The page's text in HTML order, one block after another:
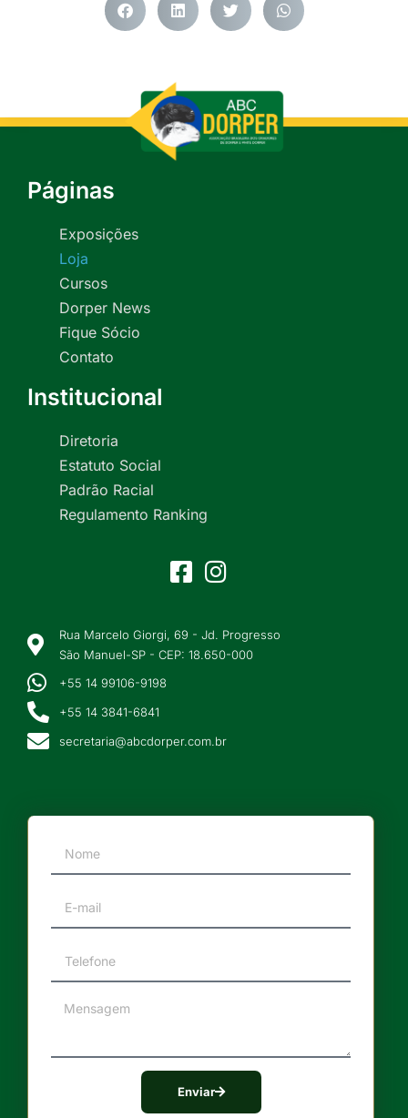
Páginas
Exposições
Loja
Cursos
Dorper News
Fique Sócio
Contato
Institucional
Diretoria
Estatuto Social
Padrão Racial
Regulamento Ranking
Rua Marcelo Giorgi, 69 - Jd. Progresso
São Manuel-SP - CEP: 18.650-000
+55 14 99106-9198
+55 14 3841-6841
secretaria@abcdorper.com.br
Enviar